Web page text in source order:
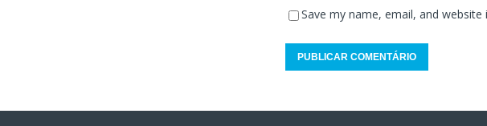
Save my name, email, and